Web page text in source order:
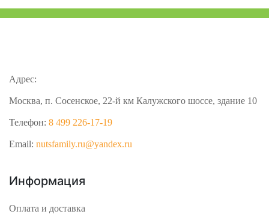
Адрес:
Москва, п. Сосенское, 22-й км Калужского шоссе, здание 10
Телефон: 8 499 226-17-19
Email: nutsfamily.ru@yandex.ru
Информация
Оплата и доставка